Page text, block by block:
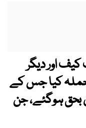
اور دیگر
حملہ کیا جس کے
18 افراد جاں بحق ہوگئے، جن